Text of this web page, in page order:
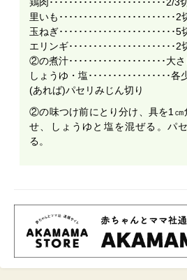
里いも････････････････････････2
玉ねぎ････････････････････････5
エリンギ･･････････････････････2
②の煮汁････････････････････大
しょうゆ・塩･････････････････各
(あれば)パセリみじん切り
②の味つけ前にとり分け、具を1㎝
せ、しょうゆと塩を混ぜる。パ
る。